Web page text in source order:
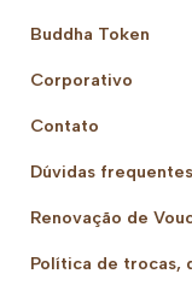
Buddha Token
Corporativo
Contato
Dúvidas frequentes
Renovação de
Política de trocas,